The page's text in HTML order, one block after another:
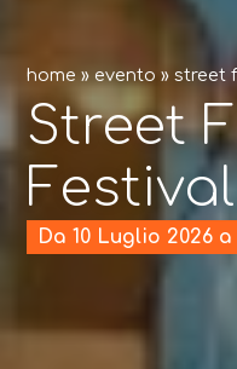
home » evento »street
Street
Festival
Da 10 Luglio 2026